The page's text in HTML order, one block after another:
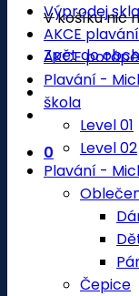
V košíku nic
Zpět do
0
Výprodej
AKCE plavání
AKCE
Plavání -
škola
Level 01
Level 02
Plavání -
Čepice